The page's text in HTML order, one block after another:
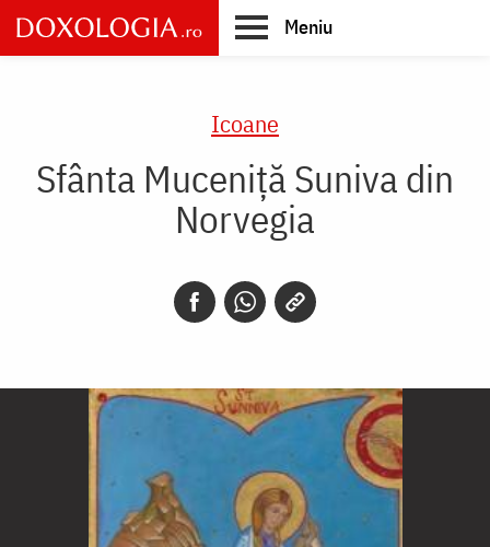
Skip
to
main
Meniu
Icoane
Sfânta Muceniță Suniva din
Norvegia